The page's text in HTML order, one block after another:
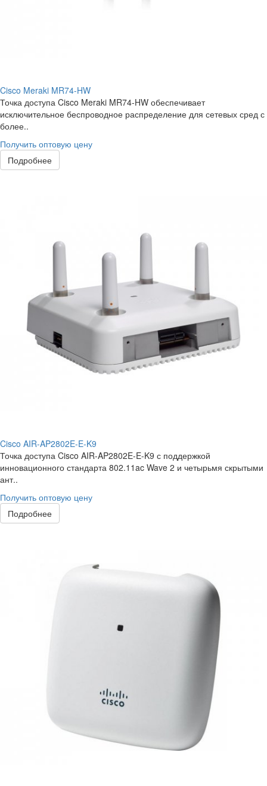
Cisco Meraki MR74-HW
Точка доступа Cisco Meraki MR74-HW обеспечивает
исключительное беспроводное распределение для сетевых сред с
более..
Получить оптовую цену
Подробнее
Cisco AIR-AP2802E-E-K9
Точка доступа Cisco AIR-AP2802E-E-K9 с поддержкой
инновационного стандарта 802.11ac Wave 2 и четырьмя скрытыми
ант..
Получить оптовую цену
Подробнее